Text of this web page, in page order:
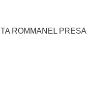
ROMMANEL PRESA